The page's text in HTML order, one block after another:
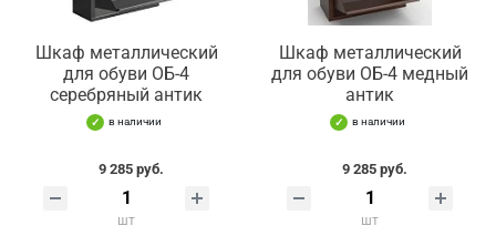
Шкаф металлический
для обуви ОБ-4
серебряный антик
в наличии
9 285 руб.
шт
Шкаф металлический
для обуви ОБ-4 медный
антик
в наличии
9 285 руб.
шт